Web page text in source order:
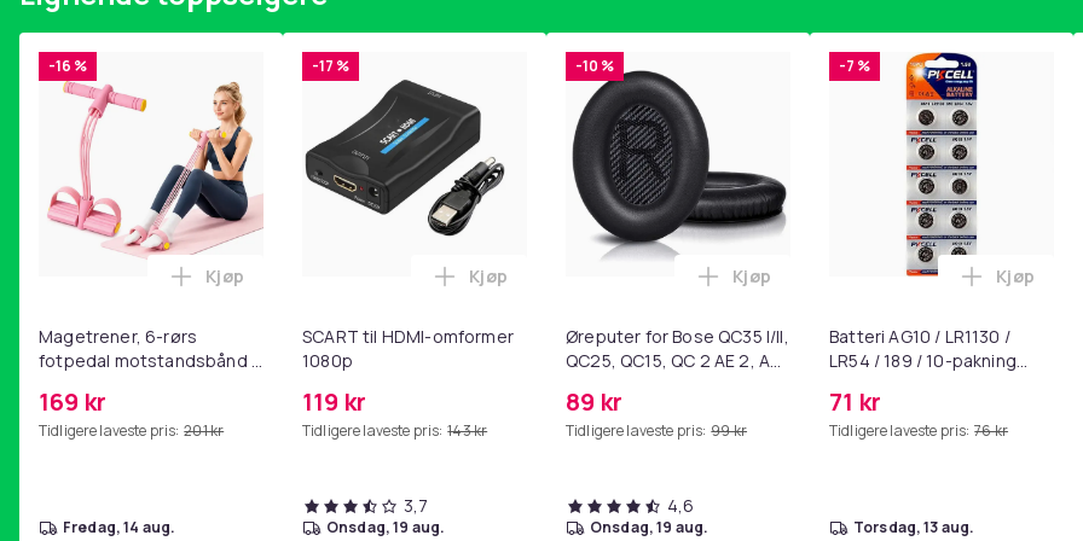
-16 %
Magetrener, 6-rørs
fotpedal motstandsbånd -
yoga og
hjemmegymnastikk Pink
169 kr
Tidligere laveste pris: 201 kr
Legg Magetrener, 6-rørs fotpedal motstandsbånd - mage- og kjernetrening, yoga og
Kjøp
fredag, 14 aug.
-17 %
SCART til HDMI-omformer
1080p
119 kr
Tidligere laveste pris: 143 kr
Legg SCART til HDMI-omformer 1080p i handlekurven
Kjøp
3,7
onsdag, 19 aug.
-10 %
Øreputer for Bose QC35 I/II,
QC25, QC15, QC 2 AE 2, AE
SoundLink Black
89 kr
Tidligere laveste pris: 99 kr
Legg Øreputer for Bose QC35 I/II, QC25,
Kjøp
4,6
onsdag, 19 aug.
-7 %
Batteri AG10 / LR1130 /
LR54 / 189 / 10-pakning
71 kr
Tidligere laveste pris: 76 kr
Legg
Kjøp
torsdag, 13 aug.